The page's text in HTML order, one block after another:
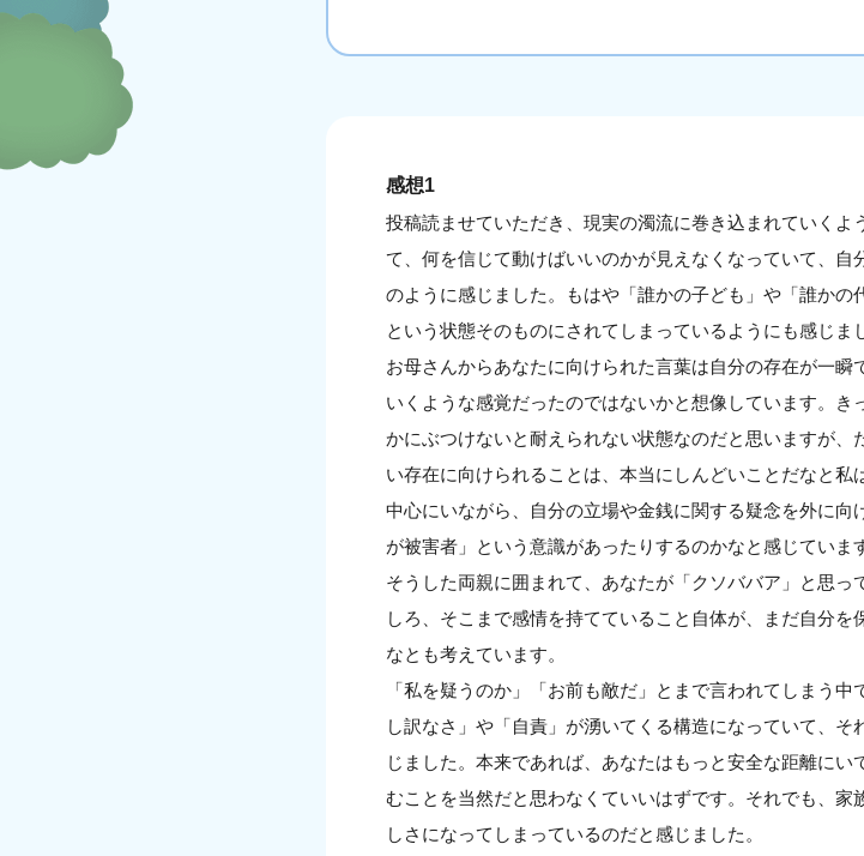
感想1
投稿読ませていただき、現実の濁流に巻き込まれていくよ
て、何を信じて動けばいいのかが見えなくなっていて、自
のように感じました。もはや「誰かの子ども」や「誰かの
という状態そのものにされてしまっているようにも感じま
お母さんからあなたに向けられた言葉は自分の存在が一
いくような感覚だったのではないかと想像しています。
かにぶつけないと耐えられない状態なのだと思いますが
い存在に向けられることは、本当にしんどいことだなと
中心にいながら、自分の立場や金銭に関する疑念を外に
が被害者」という意識があったりするのかなと感じていま
そうした両親に囲まれて、あなたが「クソババア」と思
しろ、そこまで感情を持てていること自体が、まだ自分
なとも考えています。
「私を疑うのか」「お前も敵だ」とまで言われてしまう
し訳なさ」や「自責」が湧いてくる構造になっていて、
じました。本来であれば、あなたはもっと安全な距離に
むことを当然だと思わなくていいはずです。それでも、
しさになってしまっているのだと感じました。